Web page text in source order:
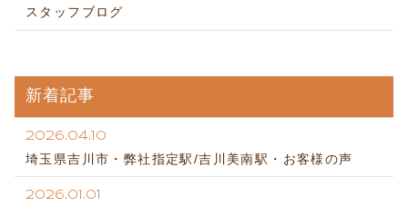
スタッフブログ
新着記事
2026.04.10
埼玉県吉川市・弊社指定駅/吉川美南駅・お客様の声
2026.01.01